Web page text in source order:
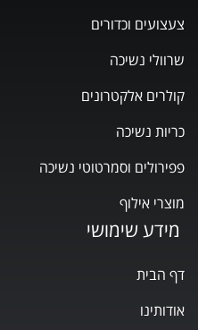
מידע שימושי
דף הבית
אודותינו
צעצועים וכדורים
שרוולי נשיכה
קולרים אלקטרונים
כריות נשיכה
פפירולים וסמרטוטי נשיכה
מוצרי אילוף